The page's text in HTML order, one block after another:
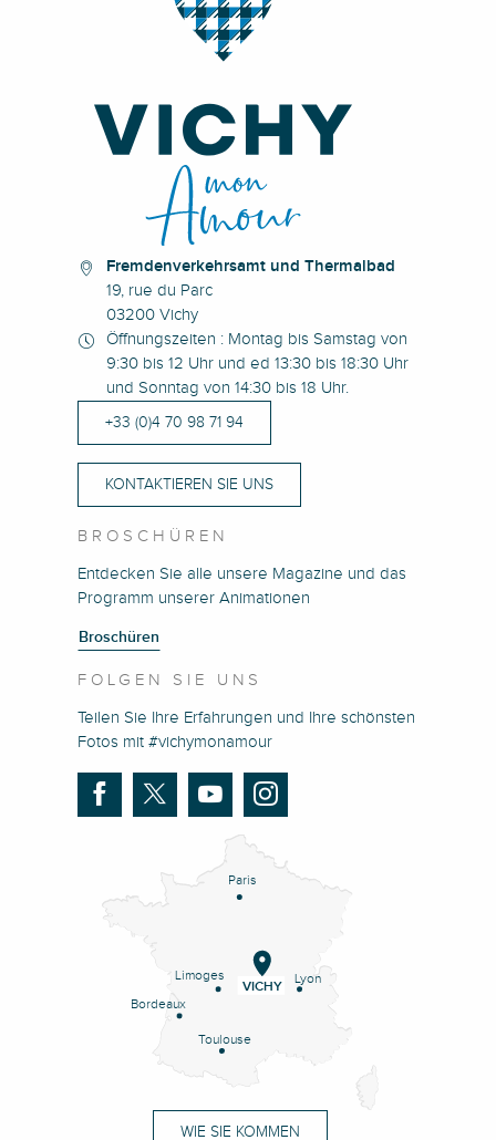
Fremdenverkehrsamt und Thermalbad
19, rue du Parc
03200 Vichy
Öffnungszeiten : Montag bis Samstag von
9:30 bis 12 Uhr und ed 13:30 bis 18:30 Uhr
und Sonntag von 14:30 bis 18 Uhr.
+33 (0)4 70 98 71 94
KONTAKTIEREN SIE UNS
BROSCHÜREN
Entdecken Sie alle unsere Magazine und das
Programm unserer Animationen
Broschüren
FOLGEN SIE UNS
Teilen Sie Ihre Erfahrungen und Ihre schönsten
Fotos mit #vichymonamour
Paris
Lyon
Limoges
Bordeaux
Toulouse
VICHY
WIE SIE KOMMEN